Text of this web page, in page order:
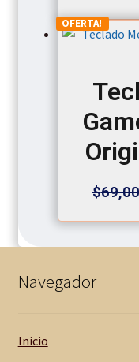
OFERTA!
$69,00
Navegador
Inicio